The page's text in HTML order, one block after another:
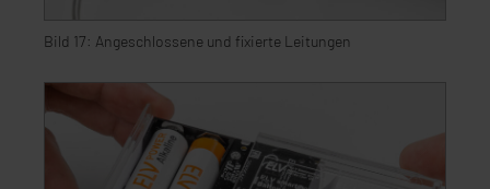
Bild 17: Angeschlossene und fixierte Leitungen